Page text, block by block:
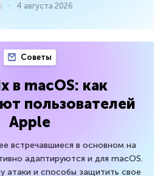
4 августа 2026
Советы
в macOS: как
пользователей
Apple
встречавшиеся в основном на
адаптируются и для macOS.
атаки и способы защитить свое